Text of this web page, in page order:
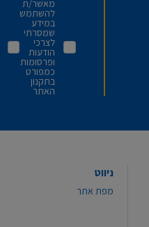
מאשר/ת
להשתמש
במידע
שמסרתי
לצרכי
הודעות
ופרסומות
כמפורט
בתקנון
האתר
ניווט
מפת אתר